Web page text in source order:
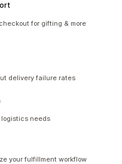
for gifting & more
delivery failure rates
needs
your fulfillment workflow